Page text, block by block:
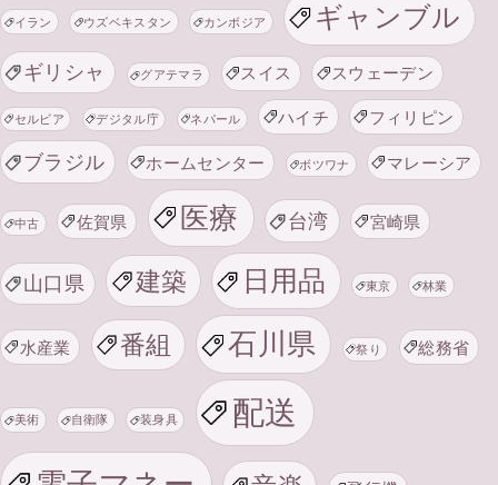
イラン ウズベキスタン カンボジア ギャンブル
ギリシャ グアテマラ スイス スウェーデン
セルビア デジタル庁 ネパール ハイチ フィリピン
ブラジル ホームセンター ボツワナ マレーシア
中古 佐賀県 医療 台湾 宮崎県
山口県 建築 日用品 東京 林業
水産業 番組 石川県 祭り 総務省
美術 自衛隊 装身具 配送